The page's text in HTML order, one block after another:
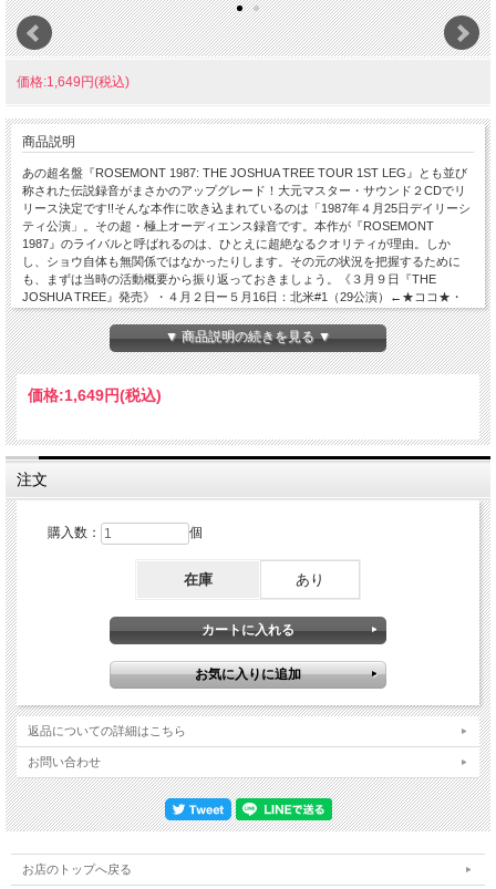
価格:1,649円(税込)
商品説明
あの超名盤『ROSEMONT 1987: THE JOSHUA TREE TOUR 1ST LEG』とも並び
称された伝説録音がまさかのアップグレード！大元マスター・サウンド２CDでリ
リース決定です!!そんな本作に吹き込まれているのは「1987年４月25日デイリーシ
ティ公演」。その超・極上オーディエンス録音です。本作が『ROSEMONT
1987』のライバルと呼ばれるのは、ひとえに超絶なるクオリティが理由。しか
し、ショウ自体も無関係ではなかったりします。その元の状況を把握するために
も、まずは当時の活動概要から振り返っておきましょう。《３月９日『THE
JOSHUA TREE』発売》・４月２日ー５月16日：北米#1（29公演）←★ココ★・
５月27日ー８月８日：欧州（31公演）←※LEEDS 1987他・９月10日ー10月13日：
北米#2（19公演）←※SYRACUSE 1987・10月20日ー12月20日：北米#3（32公
演）←※OAKLAND 1987他 歴代No.1の超名盤と並び立つ大元マスター・サウンド
これが栄光の“THE JOSHUA TREE Tour”。本作は序盤の「北米#1」で記録された
わけですが、ここは名録音の激戦区でもありました。さらに日程をフォーカスして
当店コレクションを整理しておきましょう「北米#1」の詳細＊４月２日『TEMPE
NIGHT』・４月21日ー25日（４公演）＊４月25日：デイリーシティ公演 ←★本
作★＊４月29日『ROSEMONT 1987』・４月30日ー５月16日（12公演）……と、
このようになっています。本作はその16公演目。そう、あの超名盤『ROSEMONT
1987』の１つ前にあたるコンサートでもありました。そんなショウを真空パック
璧」と謳われてきたのですが、本作はその最高峰更新盤。当店の独自ルートでもた
らされたもので、なんと大元マスター・テープからダイレクトにデジタル化された
銘品中の銘品なのです。そのサウンドは、完全に『ROSEMONT 1987』に匹敵す
る。ダイレクト感もクリアさも美しさも五分と五分。どちらがどちらより上とは言
えません。普段なら五分と言うのはあまり褒め言葉にならないのですが、相手が
『ROSEMONT 1987』となれば話は別。何しろ、U2の全オーディエンス録音でも
頂点に君臨する世紀の名録音であり、公式／非公式の別も関係なく「U2ライヴの
これ以上の絶賛はないのです。リアルな体験感ではさらに上を行く奇跡のライヴア
ルバム もちろん匹敵するとは言っても、個性は異なる。一番の違いはオーディエ
ンス・ノイズでしょうか。『ROSEMONT 1987』はきめ細かく音楽そのものを煽
感でした。それ対し、本作はあくまで現場のリアルな体験感。音量やバランスは同
じようなもので、極太の演奏音が主役を微塵も譲らないのも変わらないのですが、
聴き応えは結構違いまして、「幻想的な異次元感のROSEMONT 1987」とするな
ら、本作は「今まさに伝説ツアーの現場に立ってる」感のライヴアルバムなので
す。もちろん、肝心要のライヴ自体も異なる。最後に、比較しながらフルセットを
整理しておきましょう。ヨシュア・トゥリー（９曲）・Where The Streets Have
For／Bullet The Blue Sky／Running To Stand Still／Exit（★）／In God's
▼ 商品説明の続きを見る ▼
価格:1,649円(税込)
注文
購入数： 個
在庫 あり
返品についての詳細はこちら
お問い合わせ
お店のトップへ戻る